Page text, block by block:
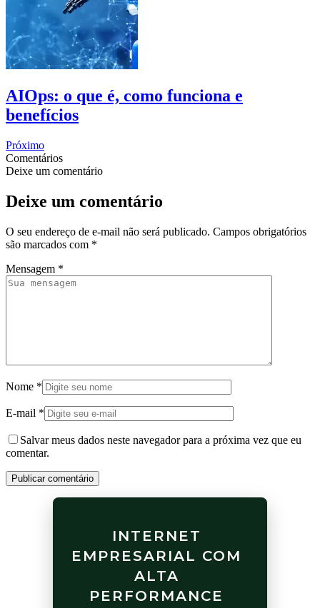
AIOps: o que é, como funciona e
benefícios
Próximo
Comentários
Deixe um comentário
Deixe um comentário
O seu endereço de e-mail não será publicado. Campos obrigatórios
são marcados com *
Mensagem *
Nome *
E-mail *
Salvar meus dados neste navegador para a próxima vez que eu
comentar.
Publicar comentário
INTERNET
EMPRESARIAL COM
ALTA
PERFORMANCE